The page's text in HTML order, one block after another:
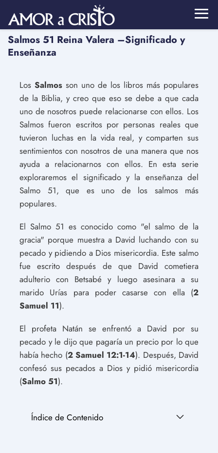
Salmos 51 Reina Valera –Significado y
Enseñanza
Los Salmos son uno de los libros más populares
de la Biblia, y creo que eso se debe a que cada
uno de nosotros puede relacionarse con ellos. Los
Salmos fueron escritos por personas reales que
tuvieron luchas en la vida real, y comparten sus
sentimientos con nosotros de una manera que nos
ayuda a relacionarnos con ellos. En esta serie
exploraremos el significado y la enseñanza del
Salmo 51, que es uno de los salmos más
populares.
El Salmo 51 es conocido como "el salmo de la
gracia" porque muestra a David luchando con su
pecado y pidiendo a Dios misericordia. Este salmo
fue escrito después de que David cometiera
adulterio con Betsabé y luego asesinara a su
marido Urías para poder casarse con ella (2
Samuel 11).
El profeta Natán se enfrentó a David por su
pecado y le dijo que pagaría un precio por lo que
había hecho (2 Samuel 12:1-14). Después, David
confesó sus pecados a Dios y pidió misericordia
(Salmo 51).
Índice de Contenido